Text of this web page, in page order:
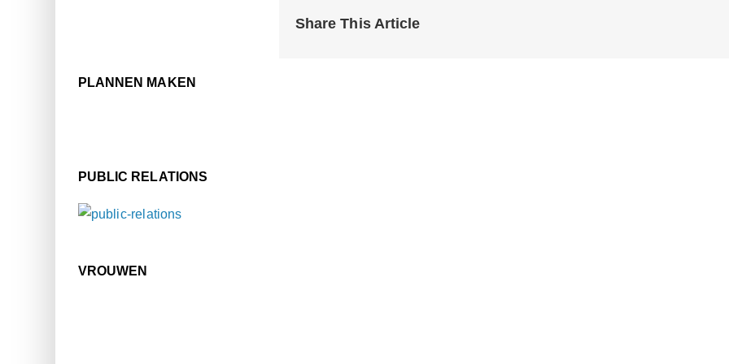
Share This Article
PLANNEN MAKEN
PUBLIC RELATIONS
VROUWEN